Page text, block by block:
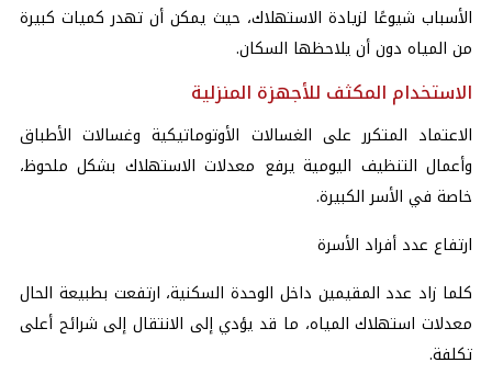
الأسباب شيوعًا لزيادة الاستهلاك، حيث يمكن أن تهدر كميات كبيرة
من المياه دون أن يلاحظها السكان.
الاستخدام المكثف للأجهزة المنزلية
الاعتماد المتكرر على الغسالات الأوتوماتيكية وغسالات الأطباق
وأعمال التنظيف اليومية يرفع معدلات الاستهلاك بشكل ملحوظ،
خاصة في الأسر الكبيرة.
ارتفاع عدد أفراد الأسرة
كلما زاد عدد المقيمين داخل الوحدة السكنية، ارتفعت بطبيعة الحال
معدلات استهلاك المياه، ما قد يؤدي إلى الانتقال إلى شرائح أعلى
تكلفة.